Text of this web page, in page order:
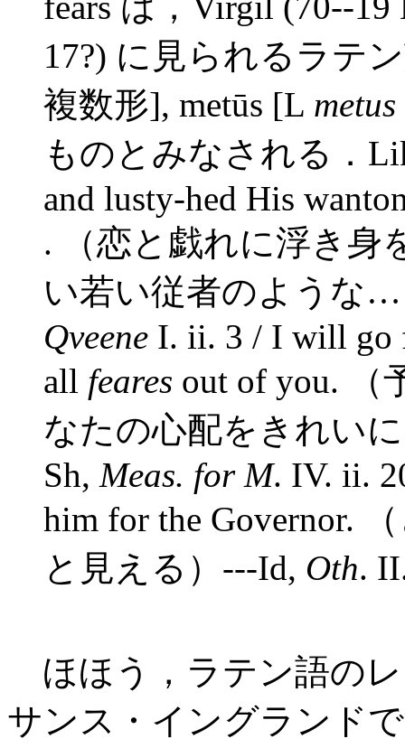
17?) に見られるラテ
複数形], metūs [L metus
ものとみなされる．
and lusty-hed His
. （恋と戯れに浮き身
い若い従者のような…
Qveene I. ii. 3 / I will go
all feares out of you. （
なたの心配をきれい
Sh, Meas. for M. IV. ii.
him for the Governor.
と見える）---Id, Oth.
ほほう，ラテン語の
サンス・イングランド